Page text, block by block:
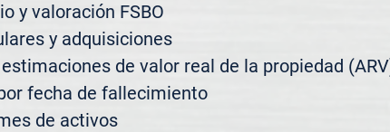
y valoración FSBO
y adquisiciones
de valor real de la propiedad
fecha de fallecimiento
de activos